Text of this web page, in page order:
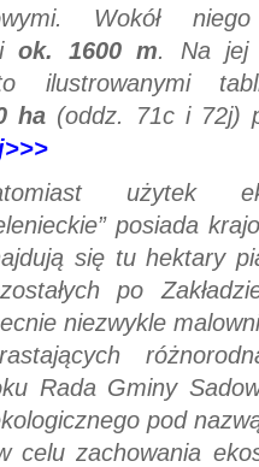
Wokół
ok. 1600 m. Na jej
ilustrowanymi
ha (oddz. 71c i 72j)
użytek
posiada
się tu hektary
po
niezwykle
Rada Gminy
pod
celu zachowania